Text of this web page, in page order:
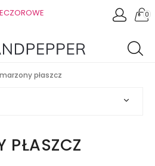
0
płaszcz
PŁASZCZ